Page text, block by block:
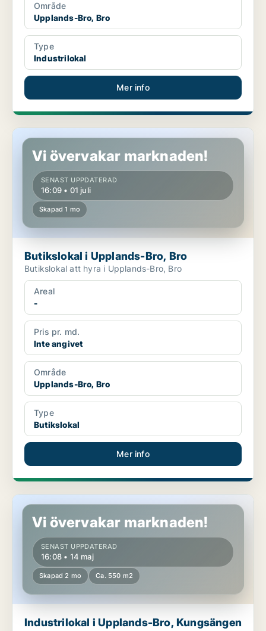
Område
Upplands-Bro, Bro
Type
Industrilokal
Mer info
Butikslokal i Upplands-Bro, Bro
Vi övervakar marknaden!
SENAST UPPDATERAD
16:09 • 01 juli
Skapad 1 mo
Butikslokal i Upplands-Bro, Bro
Butikslokal att hyra i Upplands-Bro, Bro
Areal
-
Pris pr. md.
Inte angivet
Område
Upplands-Bro, Bro
Type
Butikslokal
Mer info
Industrilokal i Upplands-Bro, Kungsängen
Vi övervakar marknaden!
SENAST UPPDATERAD
16:08 • 14 maj
Skapad 2 mo Ca. 550 m2
Industrilokal i Upplands-Bro, Kungsängen